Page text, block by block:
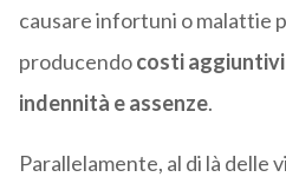
causare infortuni o malattie
producendocosti
indennità e assenze.
Parallelamente, al di là delle